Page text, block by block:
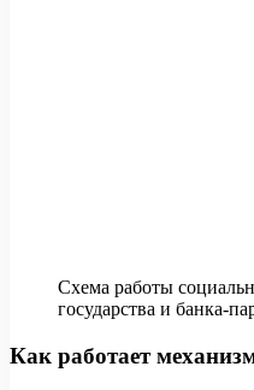
Схема работы
государства и банка-
Как работает